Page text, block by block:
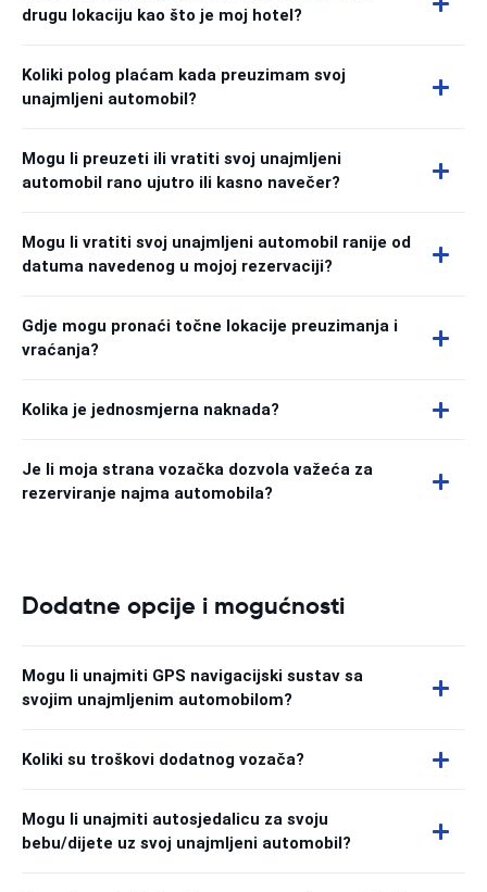
drugu lokaciju kao što je moj hotel?
Koliki polog plaćam kada preuzimam svoj
unajmljeni automobil?
Mogu li preuzeti ili vratiti svoj unajmljeni
automobil rano ujutro ili kasno navečer?
Mogu li vratiti svoj unajmljeni automobil ranije od
datuma navedenog u mojoj rezervaciji?
Gdje mogu pronaći točne lokacije preuzimanja i
vraćanja?
Kolika je jednosmjerna naknada?
Je li moja strana vozačka dozvola važeća za
rezerviranje najma automobila?
Dodatne opcije i mogućnosti
Mogu li unajmiti GPS navigacijski sustav sa
svojim unajmljenim automobilom?
Koliki su troškovi dodatnog vozača?
Mogu li unajmiti autosjedalicu za svoju
bebu/dijete uz svoj unajmljeni automobil?